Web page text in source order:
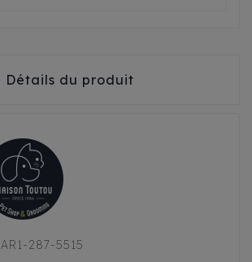
Détails du produit
AR1-287-5515